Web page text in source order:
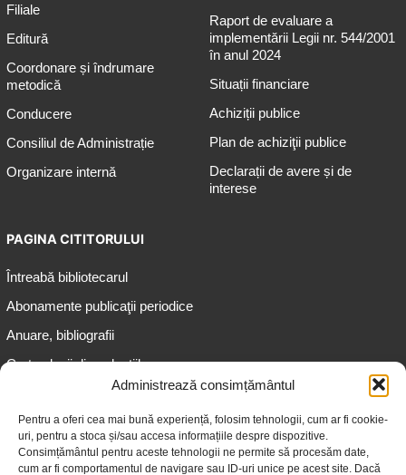
Administrează consimțământul
Pentru a oferi cea mai bună experiență, folosim tehnologii, cum ar fi cookie-
uri, pentru a stoca și/sau accesa informațiile despre dispozitive.
Consimțământul pentru aceste tehnologii ne permite să procesăm date,
cum ar fi comportamentul de navigare sau ID-uri unice pe acest site. Dacă
Filiale
Editură
Coordonare și îndrumare
metodică
Conducere
Consiliul de Administrație
Organizare internă
Raport de evaluare a
implementării Legii nr. 544/2001
în anul 2024
Situații financiare
Achiziții publice
Plan de achiziţii publice
Declarații de avere și de
interese
PAGINA CITITORULUI
Întreabă bibliotecarul
Abonamente publicaţii periodice
Anuare, bibliografii
Cartea lunii din colecțiile
Informații pentru adolescenți
Informații pentru adulți